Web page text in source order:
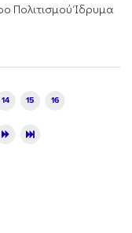
Πολιτισμού Ίδρυμα
14 15 16